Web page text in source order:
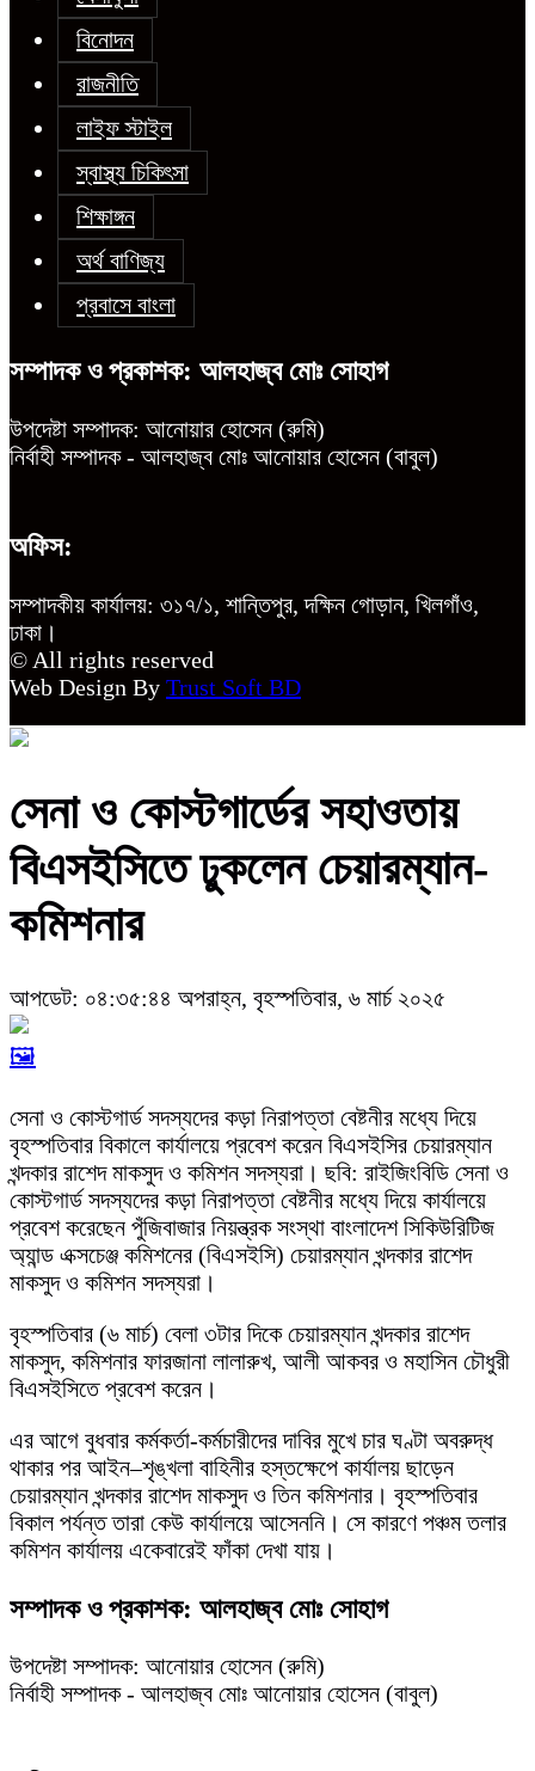
বিনোদন
রাজনীতি
লাইফ স্টাইল
স্বাস্থ্য চিকিৎসা
শিক্ষাঙ্গন
অর্থ বাণিজ্য
প্রবাসে বাংলা
সম্পাদক ও প্রকাশক: আলহাজ্ব মোঃ সোহাগ
উপদেষ্টা সম্পাদক: আনোয়ার হোসেন (রুমি)
নির্বাহী সম্পাদক - আলহাজ্ব মোঃ আনোয়ার হোসেন (বাবুল)
অফিস:
সম্পাদকীয় কার্যালয়: ৩১৭/১, শান্তিপুর, দক্ষিন গোড়ান, খিলগাঁও,
ঢাকা।
© All rights reserved
Web Design By Trust Soft BD
সেনা ও কোস্টগার্ডের সহাওতায়
বিএসইসিতে ঢুকলেন চেয়ারম্যান-
কমিশনার
আপডেট: ০৪:৩৫:৪৪ অপরাহ্ন, বৃহস্পতিবার, ৬ মার্চ ২০২৫
🖼️
সেনা ও কোস্টগার্ড সদস্যদের কড়া নিরাপত্তা বেষ্টনীর মধ্যে দিয়ে
বৃহস্পতিবার বিকালে কার্যালয়ে প্রবেশ করেন বিএসইসির চেয়ারম্যান
খন্দকার রাশেদ মাকসুদ ও কমিশন সদস্যরা। ছবি: রাইজিংবিডি সেনা ও
কোস্টগার্ড সদস্যদের কড়া নিরাপত্তা বেষ্টনীর মধ্যে দিয়ে কার্যালয়ে
প্রবেশ করেছেন পুঁজিবাজার নিয়ন্ত্রক সংস্থা বাংলাদেশ সিকিউরিটিজ
অ্যান্ড এক্সচেঞ্জ কমিশনের (বিএসইসি) চেয়ারম্যান খন্দকার রাশেদ
মাকসুদ ও কমিশন সদস্যরা।
বৃহস্পতিবার (৬ মার্চ) বেলা ৩টার দিকে চেয়ারম্যান খন্দকার রাশেদ
মাকসুদ, কমিশনার ফারজানা লালারুখ, আলী আকবর ও মহাসিন চৌধুরী
বিএসইসিতে প্রবেশ করেন।
এর আগে বুধবার কর্মকর্তা-কর্মচারীদের দাবির মুখে চার ঘণ্টা অবরুদ্ধ
থাকার পর আইন–শৃঙ্খলা বাহিনীর হস্তক্ষেপে কার্যালয় ছাড়েন
চেয়ারম্যান খন্দকার রাশেদ মাকসুদ ও তিন কমিশনার। বৃহস্পতিবার
বিকাল পর্যন্ত তারা কেউ কার্যালয়ে আসেননি। সে কারণে পঞ্চম তলার
কমিশন কার্যালয় একেবারেই ফাঁকা দেখা যায়।
সম্পাদক ও প্রকাশক: আলহাজ্ব মোঃ সোহাগ
উপদেষ্টা সম্পাদক: আনোয়ার হোসেন (রুমি)
নির্বাহী সম্পাদক - আলহাজ্ব মোঃ আনোয়ার হোসেন (বাবুল)